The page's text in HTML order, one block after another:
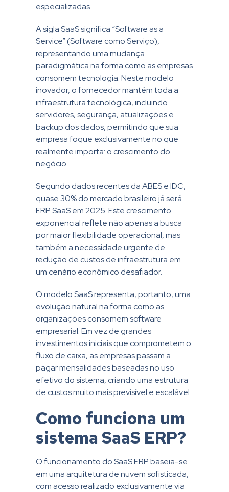
especializadas.
A sigla SaaS significa “Software as a
Service” (Software como Serviço),
representando uma mudança
paradigmática na forma como as empresas
consomem tecnologia. Neste modelo
inovador, o fornecedor mantém toda a
infraestrutura tecnológica, incluindo
servidores, segurança, atualizações e
backup dos dados, permitindo que sua
empresa foque exclusivamente no que
realmente importa: o crescimento do
negócio.
Segundo dados recentes da ABES e IDC,
quase 30% do mercado brasileiro já será
ERP SaaS em 2025. Este crescimento
exponencial reflete não apenas a busca
por maior flexibilidade operacional, mas
também a necessidade urgente de
redução de custos de infraestrutura em
um cenário econômico desafiador.
O modelo SaaS representa, portanto, uma
evolução natural na forma como as
organizações consomem software
empresarial. Em vez de grandes
investimentos iniciais que comprometem o
fluxo de caixa, as empresas passam a
pagar mensalidades baseadas no uso
efetivo do sistema, criando uma estrutura
de custos muito mais previsível e escalável.
Como funciona um
sistema SaaS ERP?
O funcionamento do SaaS ERP baseia-se
em uma arquitetura de nuvem sofisticada,
com acesso realizado exclusivamente via